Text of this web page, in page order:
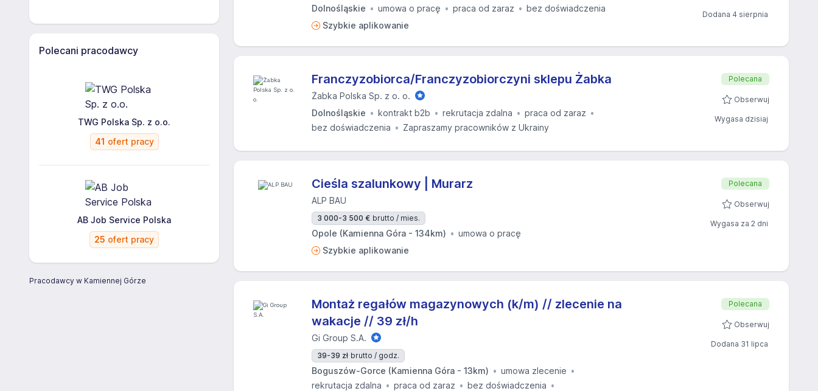
Polecani pracodawcy
TWG Polska Sp. z o.o.
41 ofert pracy
AB Job Service Polska
25 ofert pracy
Pracodawcy w Kamiennej Górze
Dolnośląskie
umowa o pracę praca od zaraz
bez doświadczenia
Szybkie aplikowanie
Dodana 4 sierpnia
Franczyzobiorca/Franczyzobiorczyni sklepu Żabka
Żabka Polska Sp. z o. o.
Dolnośląskie
kontrakt b2b rekrutacja zdalna
praca od zaraz
bez doświadczenia
Zapraszamy pracowników z Ukrainy
Polecana
Obserwuj
Wygasa dzisiaj
Cieśla szalunkowy | Murarz
ALP BAU
3 000-3 500 € brutto / mies.
Opole (Kamienna Góra - 134km)
umowa o pracę
Szybkie aplikowanie
Polecana
Obserwuj
Wygasa za 2 dni
Montaż regałów magazynowych (k/m) // zlecenie na
wakacje // 39 zł/h
Gi Group S.A.
39-39 zł brutto / godz.
Boguszów-Gorce (Kamienna Góra - 13km)
umowa zlecenie
rekrutacja zdalna
praca od zaraz
bez doświadczenia
Polecana
Obserwuj
Dodana 31 lipca